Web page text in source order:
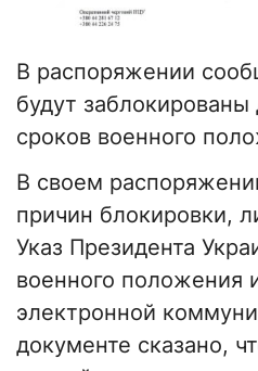
В распоряжении
будут заблокированы
сроков военного
В своем
причин блокировки,
Указ Президента
военного положения
электронной
документе сказано,